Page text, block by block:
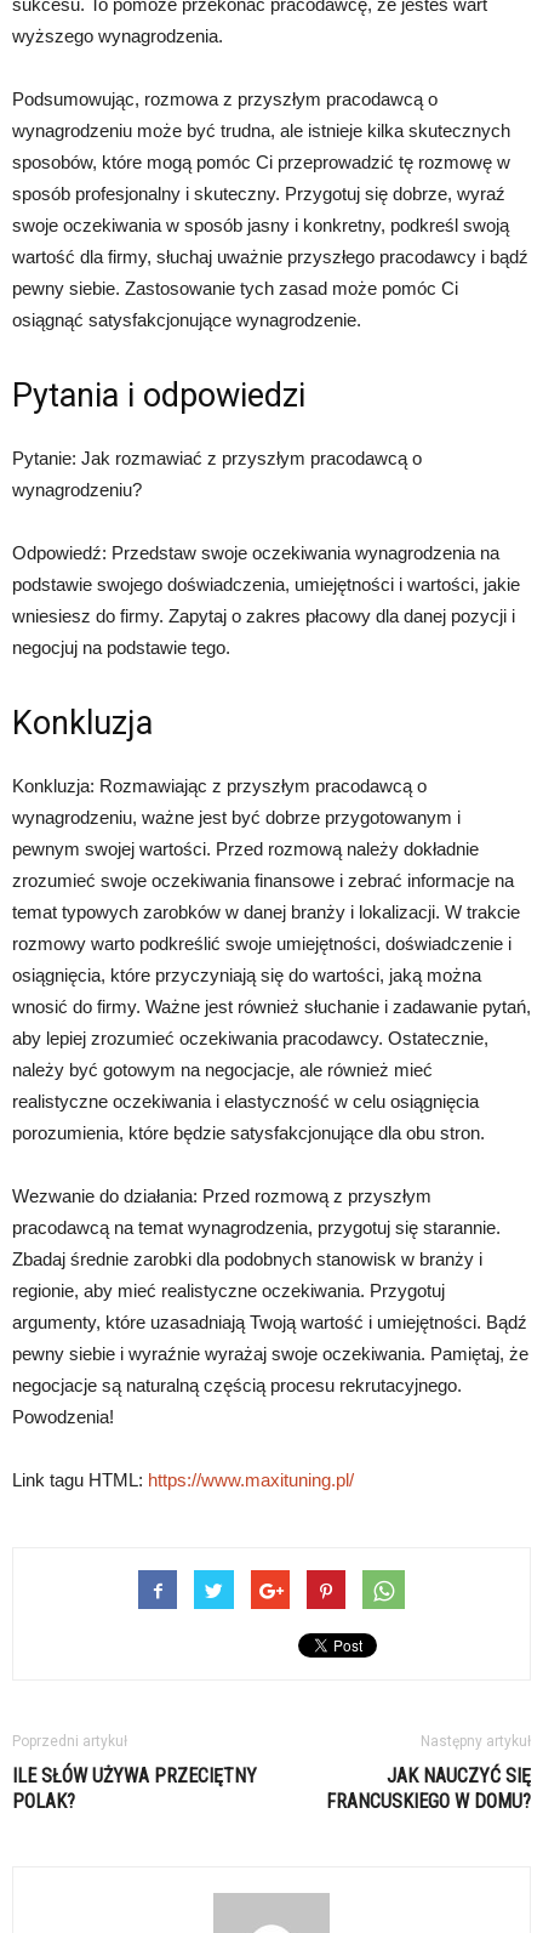
sukcesu. To pomoże przekonać pracodawcę, że jesteś wart
wyższego wynagrodzenia.
Podsumowując, rozmowa z przyszłym pracodawcą o
wynagrodzeniu może być trudna, ale istnieje kilka skutecznych
sposobów, które mogą pomóc Ci przeprowadzić tę rozmowę w
sposób profesjonalny i skuteczny. Przygotuj się dobrze, wyraź
swoje oczekiwania w sposób jasny i konkretny, podkreśl swoją
wartość dla firmy, słuchaj uważnie przyszłego pracodawcy i bądź
pewny siebie. Zastosowanie tych zasad może pomóc Ci
osiągnąć satysfakcjonujące wynagrodzenie.
Pytania i odpowiedzi
Pytanie: Jak rozmawiać z przyszłym pracodawcą o
wynagrodzeniu?
Odpowiedź: Przedstaw swoje oczekiwania wynagrodzenia na
podstawie swojego doświadczenia, umiejętności i wartości, jakie
wniesiesz do firmy. Zapytaj o zakres płacowy dla danej pozycji i
negocjuj na podstawie tego.
Konkluzja
Konkluzja: Rozmawiając z przyszłym pracodawcą o
wynagrodzeniu, ważne jest być dobrze przygotowanym i
pewnym swojej wartości. Przed rozmową należy dokładnie
zrozumieć swoje oczekiwania finansowe i zebrać informacje na
temat typowych zarobków w danej branży i lokalizacji. W trakcie
rozmowy warto podkreślić swoje umiejętności, doświadczenie i
osiągnięcia, które przyczyniają się do wartości, jaką można
wnosić do firmy. Ważne jest również słuchanie i zadawanie pytań,
aby lepiej zrozumieć oczekiwania pracodawcy. Ostatecznie,
należy być gotowym na negocjacje, ale również mieć
realistyczne oczekiwania i elastyczność w celu osiągnięcia
porozumienia, które będzie satysfakcjonujące dla obu stron.
Wezwanie do działania: Przed rozmową z przyszłym
pracodawcą na temat wynagrodzenia, przygotuj się starannie.
Zbadaj średnie zarobki dla podobnych stanowisk w branży i
regionie, aby mieć realistyczne oczekiwania. Przygotuj
argumenty, które uzasadniają Twoją wartość i umiejętności. Bądź
pewny siebie i wyraźnie wyrażaj swoje oczekiwania. Pamiętaj, że
negocjacje są naturalną częścią procesu rekrutacyjnego.
Powodzenia!
Link tagu HTML: https://www.maxituning.pl/
Poprzedni artykuł
ILE SŁÓW UŻYWA PRZECIĘTNY
POLAK?
Następny artykuł
JAK NAUCZYĆ SIĘ
FRANCUSKIEGO W DOMU?